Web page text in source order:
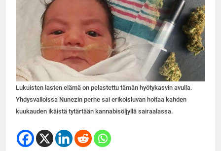
Lukuisten lasten elämä on pelastettu tämän hyötykasvin avulla.
Yhdysvalloissa Nunezin perhe sai erikoisluvan hoitaa kahden
kuukauden ikäistä tytärtään kannabisöljyllä sairaalassa.